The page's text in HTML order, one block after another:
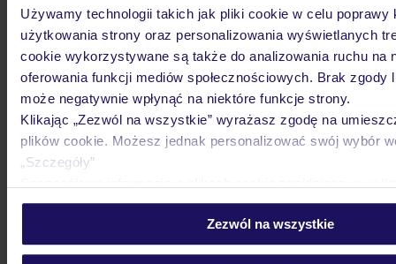
Używamy technologii takich jak pliki cookie w celu poprawy
użytkowania strony oraz personalizowania wyświetlanych
cookie wykorzystywane są także do analizowania ruchu na
oferowania funkcji mediów społecznościowych. Brak zgody
może negatywnie wpłynąć na niektóre funkcje strony.
Klikając „Zezwól na wszystkie” wyrażasz zgodę na
plików cookie. Możesz jednak personalizować swój wybór
„Szczegóły”
cookiesorazpolityce prywatności.
Zezwól na wszystkie
Riu Madeira
PORTUGALIA / MADERA / CANICO DE BAIXO
5
Kinga Czerwińska